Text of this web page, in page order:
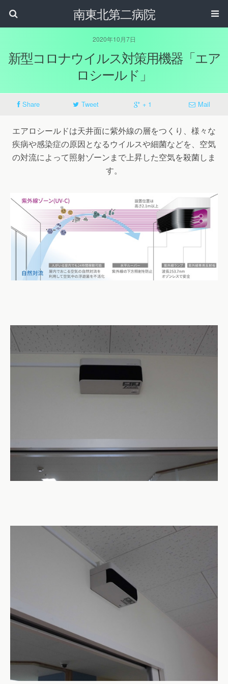
南東北第二病院
2020年10月7日
新型コロナウイルス対策用機器「エア
ロシールド」
Share Tweet + 1 Mail
エアロシールドは天井面に紫外線の層をつくり、様々な
疾病や感染症の原因となるウイルスや細菌などを、空気
の対流によって照射ゾーンまで上昇した空気を殺菌しま
す。